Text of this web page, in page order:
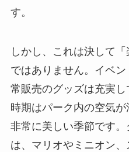
す。
しかし、これは決して
ではありません。イベ
常販売のグッズは充実
時期はパーク内の空気
非常に美しい季節です
は、マリオやミニオン